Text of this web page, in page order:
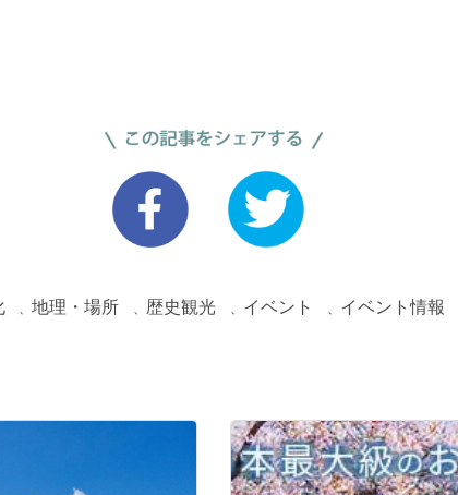
、地理・場所 、 歴史観光 、 イベント 、 イベント情報